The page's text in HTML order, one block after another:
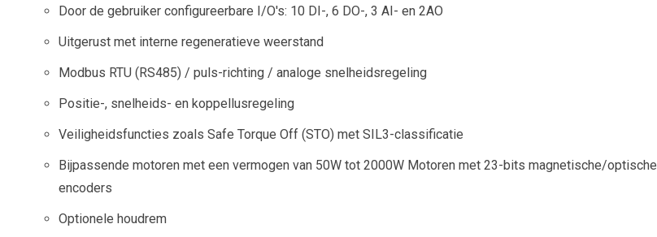
Door de gebruiker configureerbare I/O's: 10 DI-, 6 DO-, 3 AI- en 2AO
Uitgerust met interne regeneratieve weerstand
Modbus RTU (RS485) / puls-richting / analoge snelheidsregeling
Positie-, snelheids- en koppellusregeling
Veiligheidsfuncties zoals Safe Torque Off (STO) met SIL3-classificatie
Bijpassende motoren met een vermogen van 50W tot 2000W Motoren met 23-bits magnetische/optische
encoders
Optionele houdrem